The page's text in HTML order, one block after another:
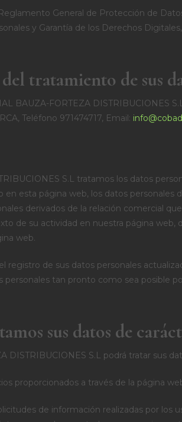
General de Protección de
y Garantía de los Derechos
tratamiento de sus
BAUZA-FORTEZA DISTRIBUCIONES
Teléfono 971474717, Email:
S.L tratamos los datos
en esta página web, los datos
derivados de la relación comercial
de su actividad en nuestra página
web.
registro de sus datos personales
personales tan pronto como sea posible
sus datos de
DISTRIBUCIONES S.L podrá tratar sus
proporcionados a través de la página
de información realizadas por los